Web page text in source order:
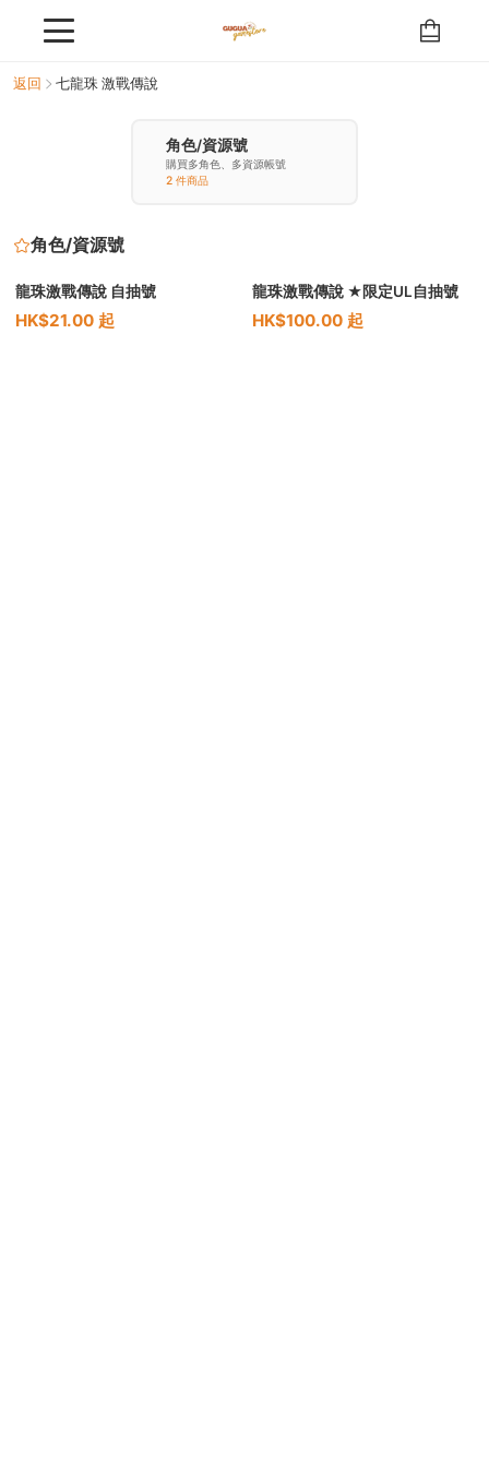
返回 七龍珠 激戰傳說
角色/資源號
購買多角色、多資源帳號
2 件商品
角色/資源號
龍珠激戰傳說 自抽號
HK$21.00 起
龍珠激戰傳說 ★限定UL自抽號
HK$100.00 起